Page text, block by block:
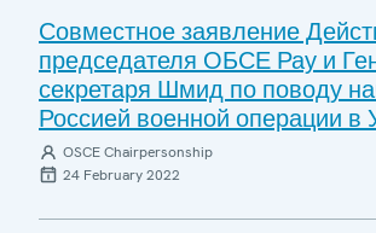
Совместное заявление
председателя ОБСЕ Рау и
секретаря Шмид по поводу
Россией военной операции в
OSCE Chairpersonship
24 February 2022